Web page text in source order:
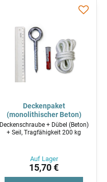
Deckenpaket
(monolithischer Beton)
Deckenschraube + Dübel (Beton)
+ Seil, Tragfähigkeit 200 kg
Auf Lager
15,70 €